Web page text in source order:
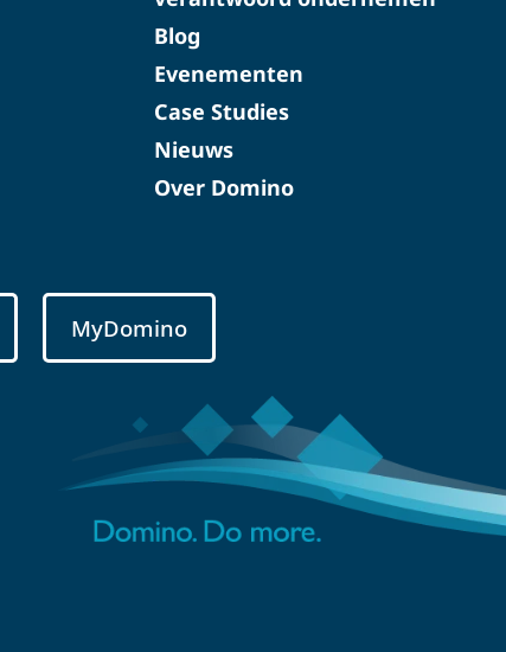
Blog
Evenementen
Case Studies
Nieuws
Over Domino
MyDomino